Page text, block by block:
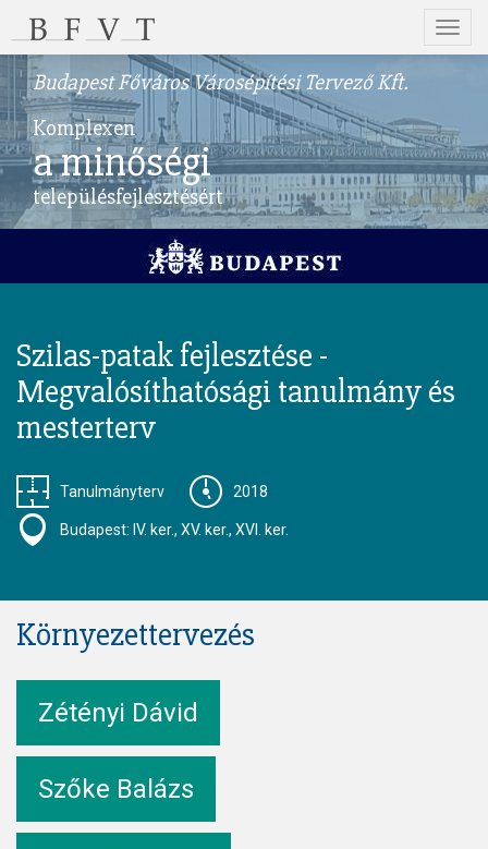
Budapest Főváros Városépítési Tervező Kft.
Komplexen
a minőségi
településfejlesztésért
Menü
Szilas-patak fejlesztése -
Megvalósíthatósági tanulmány és
mesterterv
Tanulmányterv 2018
Budapest: IV. ker., XV. ker., XVI. ker.
Környezettervezés
Zétényi Dávid
Szőke Balázs